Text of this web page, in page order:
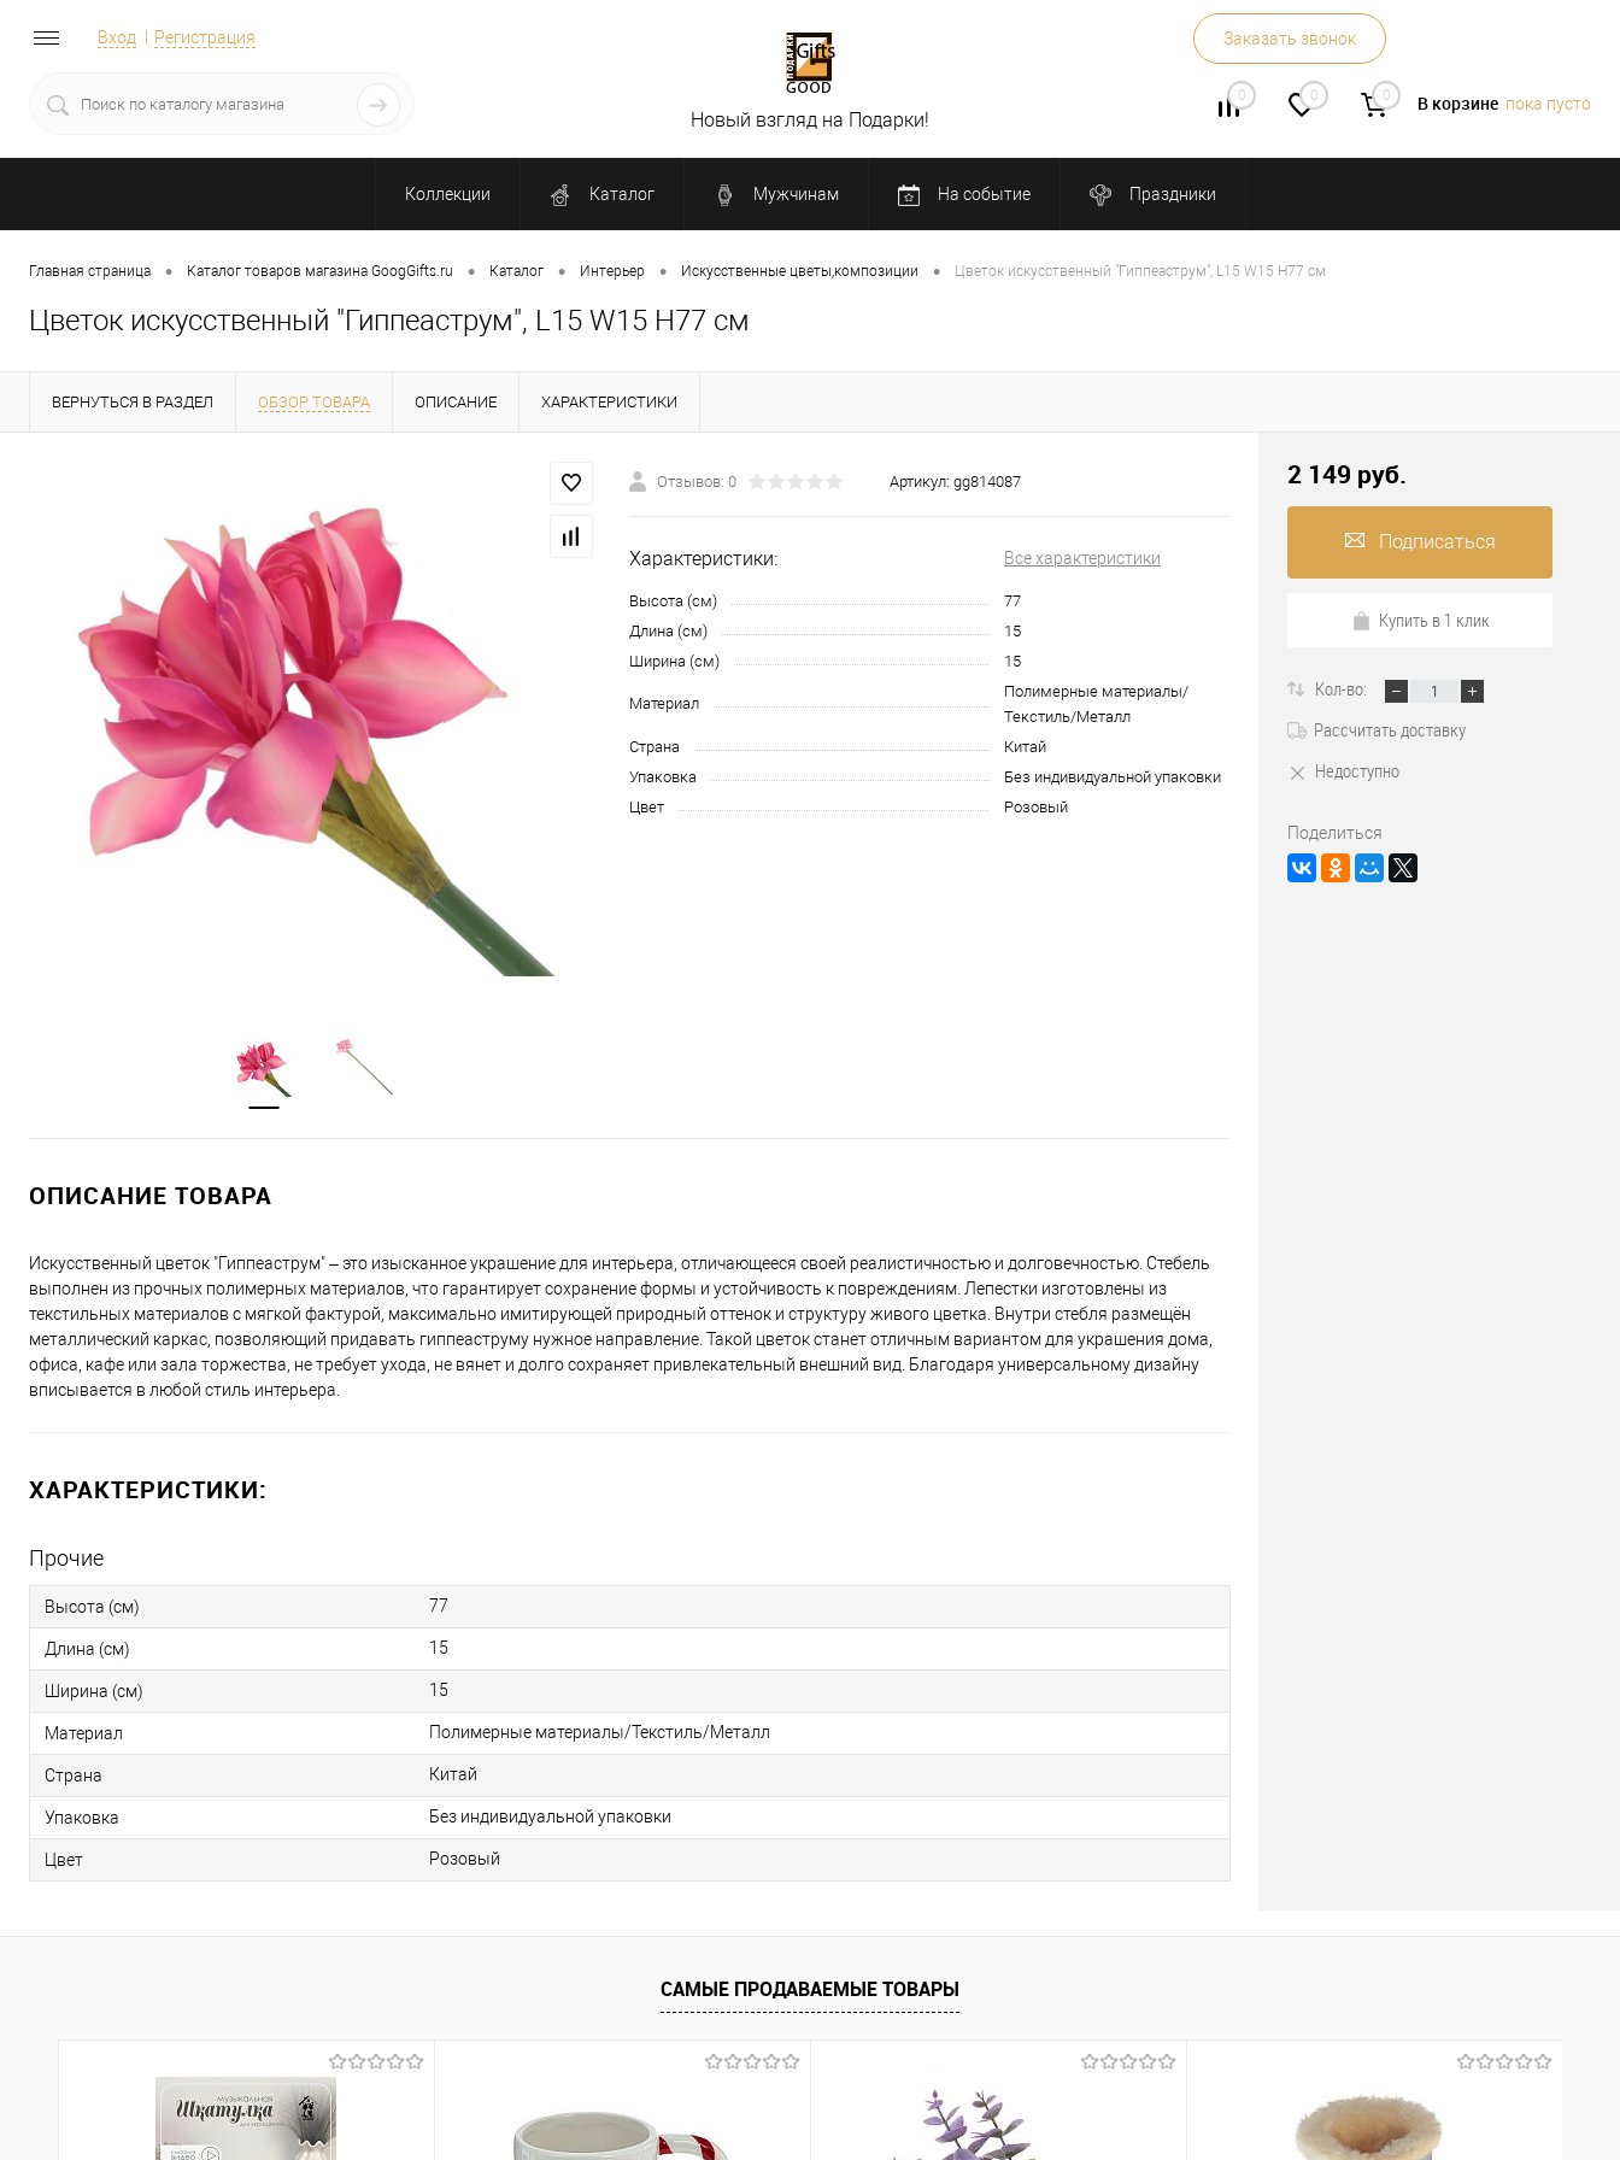
Вход Регистрация Заказать звонок
0 0 0 В корзине пока пусто
Новый взгляд на Подарки!
Коллекции Каталог Мужчинам На событие Праздники
Главная страница • Каталог товаров магазина GoogGifts.ru • Каталог • Интерьер • Искусственные цветы,композиции • Цветок искусственный "Гиппеаструм", L15 W15 H77 см
Цветок искусственный "Гиппеаструм", L15 W15 H77 см
ВЕРНУТЬСЯ В РАЗДЕЛ ОБЗОР ТОВАРА ОПИСАНИЕ ХАРАКТЕРИСТИКИ
Отзывов: 0 Артикул: gg814087
Характеристики: Все характеристики
Высота (см)
77
Длина (см)
15
Ширина (см)
15
Материал
Полимерные материалы/
Текстиль/Металл
Страна
Китай
Упаковка
Без индивидуальной упаковки
Цвет
Розовый
ОПИСАНИЕ ТОВАРА
Искусственный цветок "Гиппеаструм" – это изысканное украшение для интерьера, отличающееся своей реалистичностью и долговечностью. Стебель
выполнен из прочных полимерных материалов, что гарантирует сохранение формы и устойчивость к повреждениям. Лепестки изготовлены из
текстильных материалов с мягкой фактурой, максимально имитирующей природный оттенок и структуру живого цветка. Внутри стебля размещён
металлический каркас, позволяющий придавать гиппеаструму нужное направление. Такой цветок станет отличным вариантом для украшения дома,
офиса, кафе или зала торжества, не требует ухода, не вянет и долго сохраняет привлекательный внешний вид. Благодаря универсальному дизайну
вписывается в любой стиль интерьера.
ХАРАКТЕРИСТИКИ:
Прочие
Высота (см) 77
Длина (см) 15
Ширина (см) 15
Материал Полимерные материалы/Текстиль/Металл
Страна Китай
Упаковка Без индивидуальной упаковки
Цвет Розовый
2 149 руб.
Подписаться
Купить в 1 клик
Кол-во:
Рассчитать доставку
Недоступно
Поделиться
САМЫЕ ПРОДАВАЕМЫЕ ТОВАРЫ